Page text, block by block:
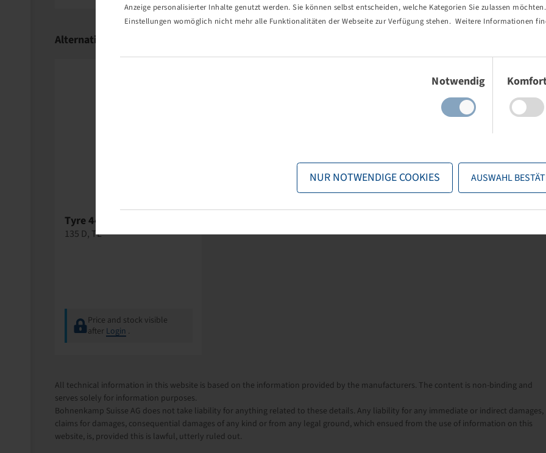
Anzeige personalisierter Inhalte genutzt werden. Sie können selbst entscheiden, welche Kategorien Sie zulassen
Einstellungen womöglich nicht mehr alle Funktionalitäten der Webseite zur Verfügung stehen. Weitere Informationen
Notwendig
NUR NOTWENDIGE COOKIES AUSWAHL
Alternative Products
Tyre 440 / 50 R 17, AR-04
135 D, TL
Price and stock visible
after Login .
All technical information in this website is based on the information provided by the manufacturers. The content is non-binding and
serves solely for information purposes.
Bohnenkamp Suisse AG does not take liability for anything related to these details. Any liability for any immediate or indirect damages,
claims for damages, consequential damages of any kind or from any legal ground, which ensued from the use of information on this
website, is, provided this is lawful, utterly ruled out.